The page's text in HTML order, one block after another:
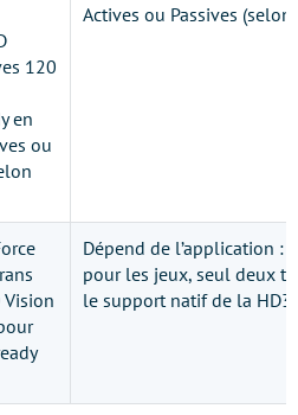
120
en
ou
Actives ou Passives (selon
Dépend de l’application :
pour les jeux, seul deux
le support natif de la